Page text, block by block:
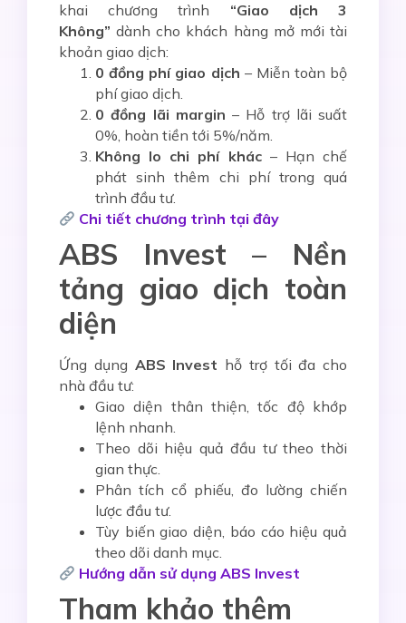
khai chương trình “Giao dịch 3
Không” dành cho khách hàng mở mới tài
khoản giao dịch:
0 đồng phí giao dịch – Miễn toàn bộ
phí giao dịch.
0 đồng lãi margin – Hỗ trợ lãi suất
0%, hoàn tiền tới 5%/năm.
Không lo chi phí khác– Hạn chế
phát sinh thêm chi phí trong quá
trình đầu tư.
Chi tiết chương trình tại đây
ABS Invest – Nền
tảng giao dịch toàn
diện
Ứng dụng ABS Invest hỗ trợ tối đa cho
nhà đầu tư:
Giao diện thân thiện, tốc độ khớp
lệnh nhanh.
Theo dõi hiệu quả đầu tư theo thời
gian thực.
Phân tích cổ phiếu, đo lường chiến
lược đầu tư.
Tùy biến giao diện, báo cáo hiệu quả
theo dõi danh mục.
Hướng dẫn sử dụng ABS Invest
Tham khảo thêm